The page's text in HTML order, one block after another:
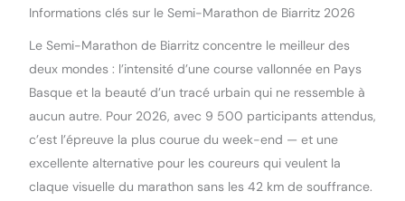
Informations clés sur le Semi-Marathon de Biarritz 2026
Le Semi-Marathon de Biarritz concentre le meilleur des
deux mondes : l’intensité d’une course vallonnée en Pays
Basque et la beauté d’un tracé urbain qui ne ressemble à
aucun autre. Pour 2026, avec 9 500 participants attendus,
c’est l’épreuve la plus courue du week-end — et une
excellente alternative pour les coureurs qui veulent la
claque visuelle du marathon sans les 42 km de souffrance.